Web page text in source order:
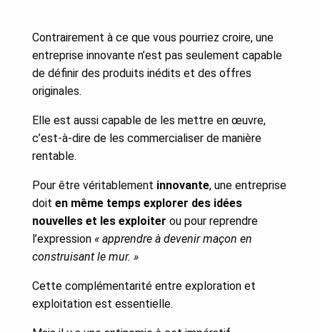
Contrairement à ce que vous pourriez croire, une
entreprise innovante n’est pas seulement capable
de définir des produits inédits et des offres
originales.
Elle est aussi capable de les mettre en œuvre,
c’est-à-dire de les commercialiser de manière
rentable.
Pour être véritablement innovante, une entreprise
doit en même temps explorer des idées
nouvelles et les exploiter ou pour reprendre
l’expression « apprendre à devenir maçon en
construisant le mur. »
Cette complémentarité entre exploration et
exploitation est essentielle.